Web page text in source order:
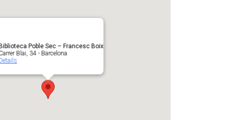
Poble Sec – Francesc Boix
Blai, 34 - Barcelona